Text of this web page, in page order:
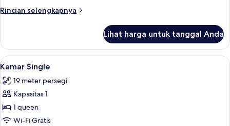
kota
Rincian selengkapnya
Rincian
Kamar
Double
atau
pemandangan
kota
Lihat harga untuk tanggal Anda
Lihat
semua
foto
untuk
Kamar
Single
Selimut bulu angsa, Wi-Fi gratis, dan
4
Kamar Single
19 meter persegi
Kapasitas 1
1 queen
Wi-Fi Gratis